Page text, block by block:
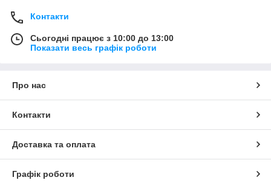
Контакти
Сьогодні працює з 10:00 до 13:00
Показати весь графік роботи
Про нас
Контакти
Доставка та оплата
Графік роботи